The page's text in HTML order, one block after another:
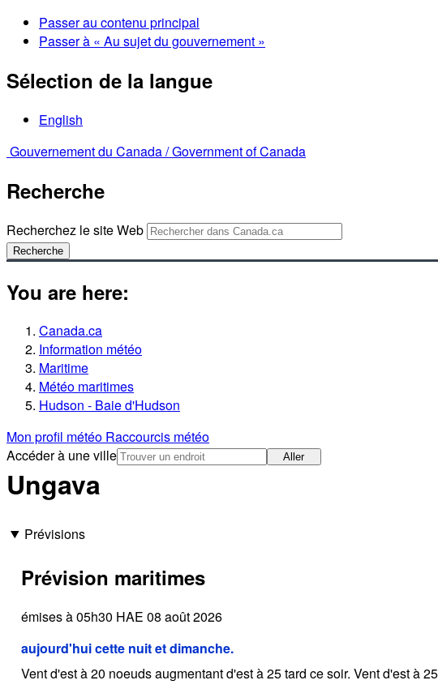
Passer au contenu principal
Passer à « Au sujet du gouvernement »
Sélection de la langue
English
Gouvernement du Canada /Government of Canada
Recherche
Recherchez le site Web
Recherche
You are here:
Canada.ca
Information météo
Maritime
Météo maritimes
Hudson - Baie d'Hudson
Mon profil météo Raccourcis météo
Accéder à une ville
Aller
Ungava
Prévisions
Prévision maritimes
émises à 05h30 HAE 08 août 2026
aujourd'hui cette nuit et dimanche.
Vent d'est à 20 noeuds augmentant d'est à 25 tard ce soir. Vent d'est à